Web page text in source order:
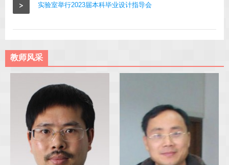
> 实验室举行2023届本科毕业设计指导会
教师风采